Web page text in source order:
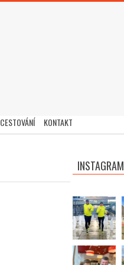
CESTOVÁNÍ KONTAKT
INSTAGRAM